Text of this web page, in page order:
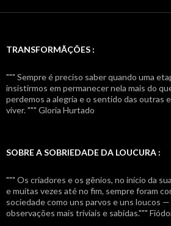
TRANSFORMÃÇÕES :
""" Sempre é preciso saber quando uma
insistirmos em permanecer nela mais do
perdemos a alegria e o sentido das outras
viver. """ Gloria Hurtado
SOBRE A SOBRIEDADE DA LOUCURA :
""" Os criadores e os gênios, no início da
e muitas vezes até no fim, sempre foram
sociedade como uns parvos e uns loucos —
observações mais triviais e sabidas."""